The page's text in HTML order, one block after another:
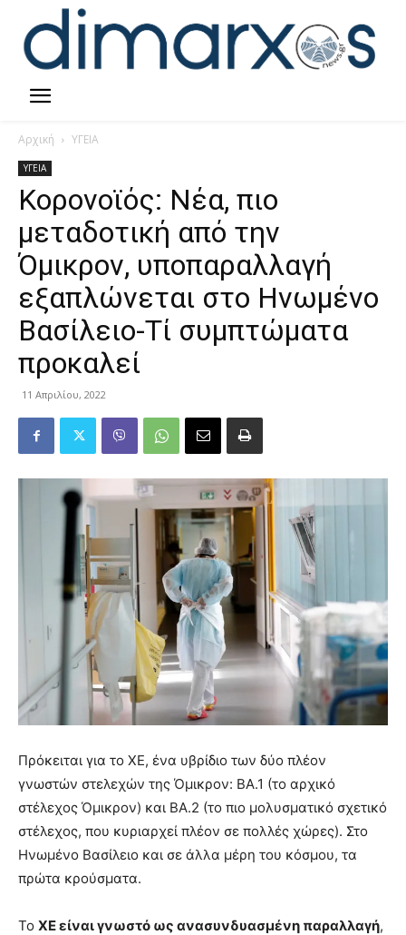
Αρχική ΥΓΕΙΑ
ΥΓΕΙΑ
Κορονοϊός: Νέα, πιο
μεταδοτική από την
Όμικρον, υποπαραλλαγή
εξαπλώνεται στο Ηνωμένο
Βασίλειο-Τί συμπτώματα
προκαλεί
11 Απριλίου, 2022
Πρόκειται για το XE, ένα υβρίδιο των δύο πλέον
γνωστών στελεχών της Όμικρον: BA.1 (το αρχικό
στέλεχος Όμικρον) και BA.2 (το πιο μολυσματικό σχετικό
στέλεχος, που κυριαρχεί πλέον σε πολλές χώρες). Στο
Ηνωμένο Βασίλειο και σε άλλα μέρη του κόσμου, τα
πρώτα κρούσματα.
Το XE είναι γνωστό ως ανασυνδυασμένη παραλλαγή,